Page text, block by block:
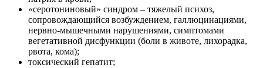
«серотониновый» синдром – тяжелый психоз,
сопровождающийся возбуждением, галлюцинациями,
нервно-мышечными нарушениями, симптомами
вегетативной дисфункции (боли в животе, лихорадка,
рвота, кома);
токсический гепатит;